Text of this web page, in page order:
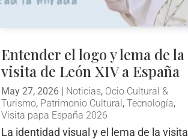
Entender el logo y lema de la
visita de León XIV a España
May 27, 2026| Noticias, Ocio Cultural &
Turismo, Patrimonio Cultural, Tecnología,
Visita papa España 2026
La identidad visual y el lema de la visita